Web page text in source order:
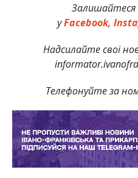
Залишайтеся
уFacebook,
Надсилайте свої
Телефонуйте за